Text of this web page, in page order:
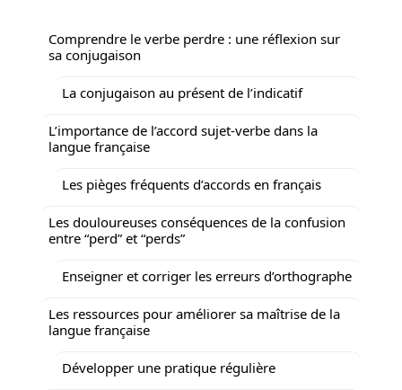
Comprendre le verbe perdre : une réflexion sur
sa conjugaison
La conjugaison au présent de l’indicatif
L’importance de l’accord sujet-verbe dans la
langue française
Les pièges fréquents d’accords en français
Les douloureuses conséquences de la confusion
entre “perd” et “perds”
Enseigner et corriger les erreurs d’orthographe
Les ressources pour améliorer sa maîtrise de la
langue française
Développer une pratique régulière